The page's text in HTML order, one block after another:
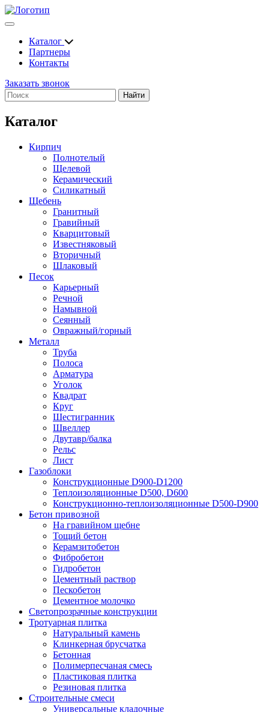
Каталог
Партнеры
Контакты
Заказать звонок
Найти
Каталог
Кирпич
Полнотелый
Щелевой
Керамический
Силикатный
Щебень
Гранитный
Гравийный
Кварцитовый
Известняковый
Вторичный
Шлаковый
Песок
Карьерный
Речной
Намывной
Сеянный
Овражный/горный
Металл
Труба
Полоса
Арматура
Уголок
Квадрат
Круг
Шестигранник
Швеллер
Двутавр/балка
Рельс
Лист
Газоблоки
Конструкционные D900-D1200
Теплоизоляционные D500, D600
Конструкционно-теплоизоляционные D500-D900
Бетон привозной
На гравийном щебне
Тощий бетон
Керамзитобетон
Фибробетон
Гидробетон
Цементный раствор
Пескобетон
Цементное молочко
Светопрозрачные конструкции
Тротуарная плитка
Натуральный камень
Клинкерная брусчатка
Бетонная
Полимерпесчаная смесь
Пластиковая плитка
Резиновая плитка
Строительные смеси
Универсальные кладочные